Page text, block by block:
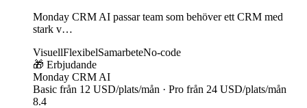
Monday CRM AI passar team som behöver ett CRM med
stark v…
VisuellFlexibelSamarbeteNo-code
🎁 Erbjudande
Monday CRM AI
Basic från 12 USD/plats/mån · Pro från 24 USD/plats/mån
8.4